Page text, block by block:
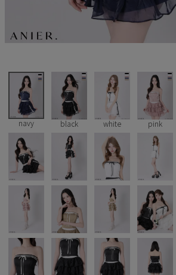
JENNNY
COMEX
Pleaser
navy black white pink